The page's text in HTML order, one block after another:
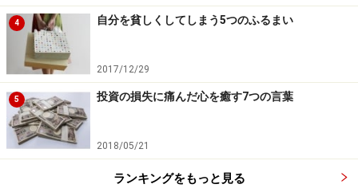
4 自分を貧しくしてしまう5つのふるまい
2017/12/29
5 投資の損失に痛んだ心を癒す7つの言葉
2018/05/21
ランキングをもっと見る